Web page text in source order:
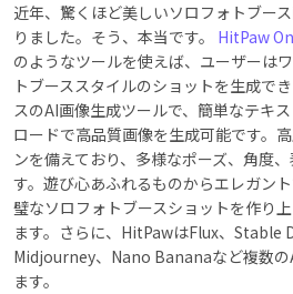
近年、驚くほど美しいソロフォトブー
りました。そう、本当です。 HitPaw
のようなツールを使えば、ユーザーは
トブーススタイルのショットを生成で
スのAI画像生成ツールで、簡単なテキ
ロードで高品質画像を生成可能です。
ンを備えており、多様なポーズ、角度
す。遊び心あふれるものからエレガン
璧なソロフォトブースショットを作り
ます。さらに、HitPawはFlux、Stable
Midjourney、Nano Bananaなど複数の
ます。